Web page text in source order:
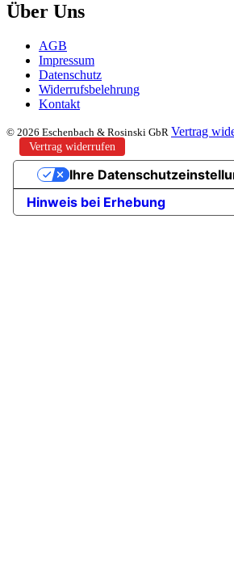
Über Uns
AGB
Impressum
Datenschutz
Widerrufsbelehrung
Kontakt
© 2026 Eschenbach & Rosinski GbR Vertrag
Vertrag widerrufen
Hinweis bei Erhebung
Ihre